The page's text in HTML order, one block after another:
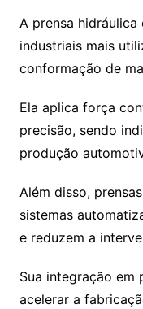
A prensa
industriais mais
conformação de
Ela aplica força
precisão, sendo
produção
Além disso,
sistemas
e reduzem a
Sua integração em
acelerar a